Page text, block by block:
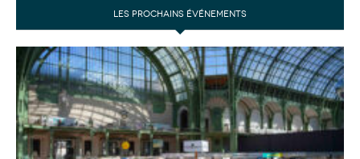
LES PROCHAINS ÉVÉNEMENTS